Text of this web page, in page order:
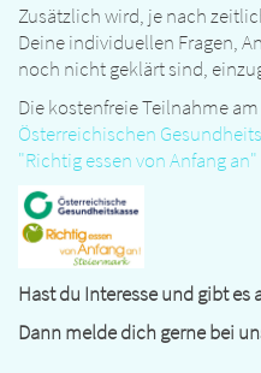
Zusätzlich wird, je nach
Deine individuellen Fragen,
noch nicht geklärt sind,
Die kostenfreie Teilnahme
Österreichischen
"Richtig essen von Anfang an"
Hast du Interesse und gibt es
Dann melde dich gerne bei